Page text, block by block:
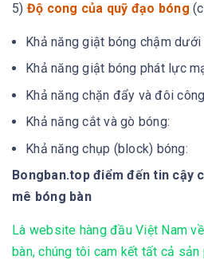
5) Độ cong của quỹ đạo bóng
Khả năng giật bóng chậm dưới
Khả năng giật bóng phát lực
Khả năng chặn đẩy và đôi
Khả năng cắt và gò bóng:
Khả năng chụp (block) bóng:
Bongban.top điểm đến tin cậy
mê bóng bàn
Là website hàng đầu Việt Nam
bàn, chúng tôi cam kết tất cả